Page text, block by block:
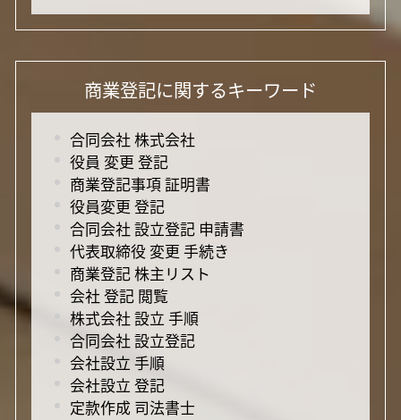
商業登記に関するキーワード
合同会社 株式会社
役員 変更 登記
商業登記事項 証明書
役員変更 登記
合同会社 設立登記 申請書
代表取締役 変更 手続き
商業登記 株主リスト
会社 登記 閲覧
株式会社 設立 手順
合同会社 設立登記
会社設立 手順
会社設立 登記
定款作成 司法書士